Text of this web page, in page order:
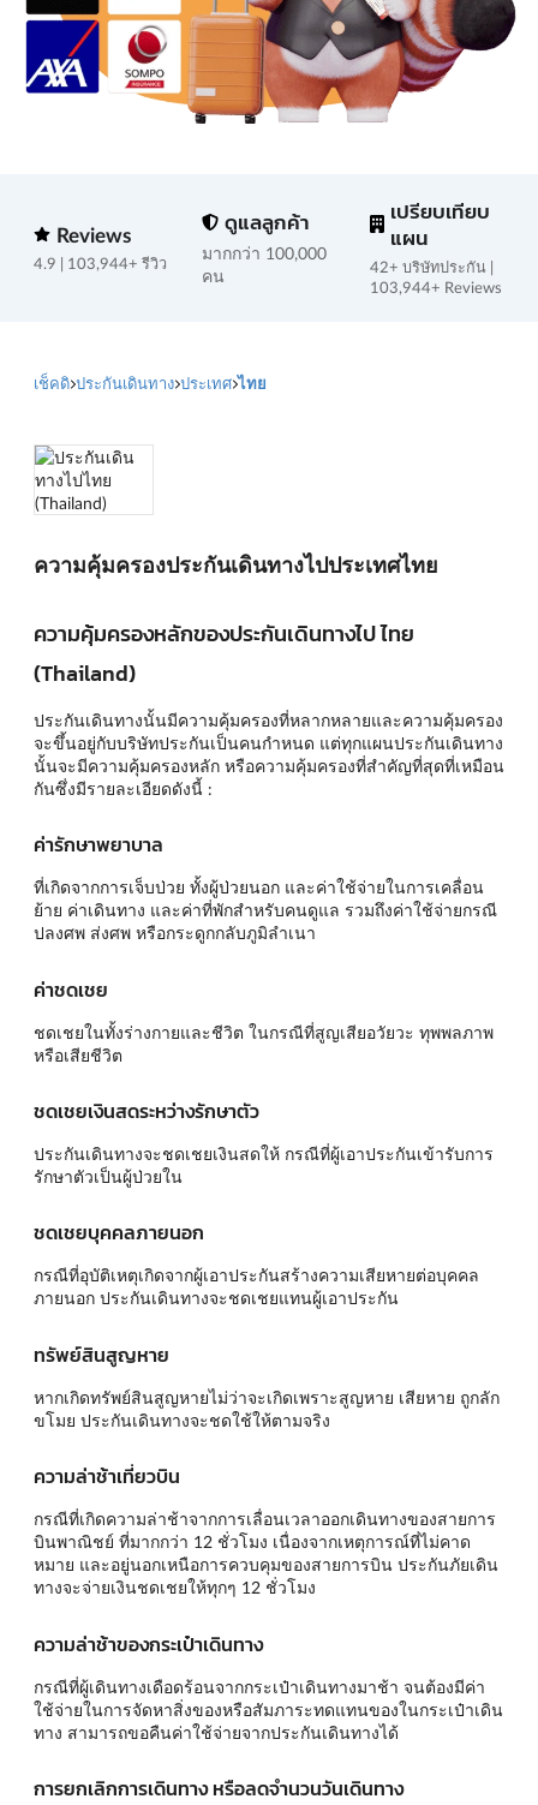
Reviews
4.9 | 103,944+ รีวิว
ดูแลลูกค้า
มากกว่า 100,000
คน
เปรียบเทียบ
แผน
42+ บริษัทประกัน |
103,944+ Reviews
เช็คดิ ประกันเดินทาง ประเทศ ไทย
ความคุ้มครองประกันเดินทางไปประเทศไทย
ความคุ้มครองหลักของประกันเดินทางไป ไทย
(Thailand)
ประกันเดินทางนั้นมีความคุ้มครองที่หลากหลายและความคุ้มครอง
จะขึ้นอยู่กับบริษัทประกันเป็นคนกำหนด แต่ทุกแผนประกันเดินทาง
นั้นจะมีความคุ้มครองหลัก หรือความคุ้มครองที่สำคัญที่สุดที่เหมือน
กันซึ่งมีรายละเอียดดังนี้ :
ค่ารักษาพยาบาล
ที่เกิดจากการเจ็บป่วย ทั้งผู้ป่วยนอก และค่าใช้จ่ายในการเคลื่อน
ย้าย ค่าเดินทาง และค่าที่พักสำหรับคนดูแล รวมถึงค่าใช้จ่ายกรณี
ปลงศพ ส่งศพ หรือกระดูกกลับภูมิลำเนา
ค่าชดเชย
ชดเชยในทั้งร่างกายและชีวิต ในกรณีที่สูญเสียอวัยวะ ทุพพลภาพ
หรือเสียชีวิต
ชดเชยเงินสดระหว่างรักษาตัว
ประกันเดินทางจะชดเชยเงินสดให้ กรณีที่ผู้เอาประกันเข้ารับการ
รักษาตัวเป็นผู้ป่วยใน
ชดเชยบุคคลภายนอก
กรณีที่อุบัติเหตุเกิดจากผู้เอาประกันสร้างความเสียหายต่อบุคคล
ภายนอก ประกันเดินทางจะชดเชยแทนผู้เอาประกัน
ทรัพย์สินสูญหาย
หากเกิดทรัพย์สินสูญหายไม่ว่าจะเกิดเพราะสูญหาย เสียหาย ถูกลัก
ขโมย ประกันเดินทางจะชดใช้ให้ตามจริง
ความล่าช้าเที่ยวบิน
กรณีที่เกิดความล่าช้าจากการเลื่อนเวลาออกเดินทางของสายการ
บินพาณิชย์ ที่มากกว่า 12 ชั่วโมง เนื่องจากเหตุการณ์ที่ไม่คาด
หมาย และอยู่นอกเหนือการควบคุมของสายการบิน ประกันภัยเดิน
ทางจะจ่ายเงินชดเชยให้ทุกๆ 12 ชั่วโมง
ความล่าช้าของกระเป๋าเดินทาง
กรณีที่ผู้เดินทางเดือดร้อนจากกระเป๋าเดินทางมาช้า จนต้องมีค่า
ใช้จ่ายในการจัดหาสิ่งของหรือสัมภาระทดแทนของในกระเป๋าเดิน
ทาง สามารถขอคืนค่าใช้จ่ายจากประกันเดินทางได้
การยกเลิกการเดินทาง หรือลดจำนวนวันเดินทาง